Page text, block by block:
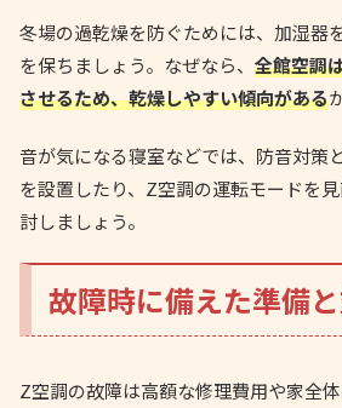
冬場の過乾燥を防ぐためには、加湿器
を保ちましょう。なぜなら、 全館空調
させるため、乾燥しやすい傾向がある
音が気になる寝室などでは、防音対策
を設置したり、Z空調の運転モードを
討しましょう。
故障時に備えた準備
Z空調の故障は高額な修理費用や家全